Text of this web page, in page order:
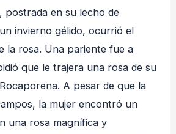
postrada en su lecho de
invierno gélido, ocurrió el
la rosa. Una pariente fue a
que le trajera una rosa de su
A pesar de que la
la mujer encontró un
una rosa magnífica y